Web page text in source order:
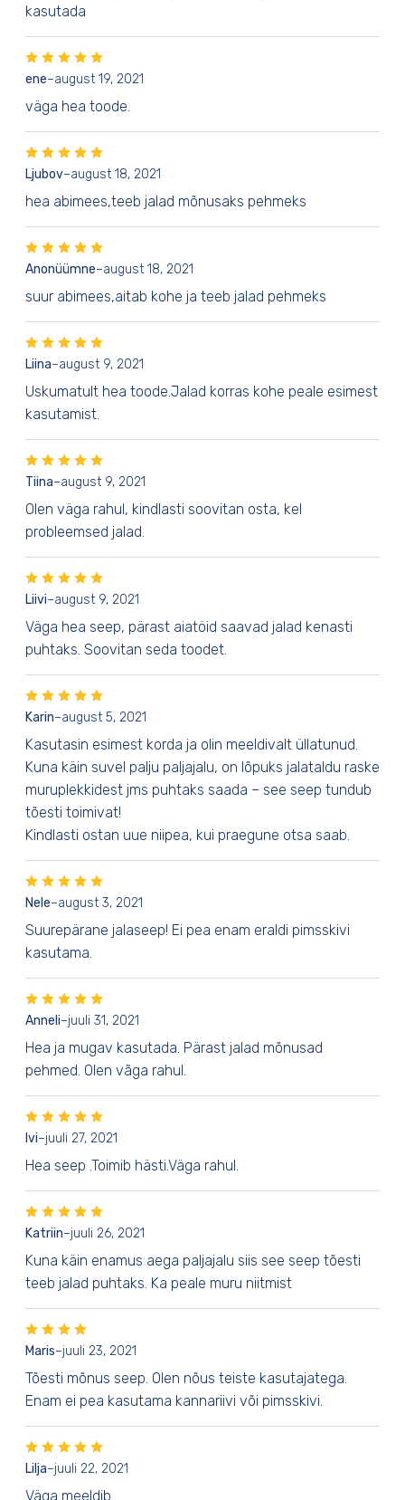
kasutada
ene–august 19, 2021
väga hea toode.
Ljubov–august 18, 2021
hea abimees,teeb jalad mõnusaks pehmeks
Anonüümne–august 18, 2021
suur abimees,aitab kohe ja teeb jalad pehmeks
Liina–august 9, 2021
Uskumatult hea toode.Jalad korras kohe peale esimest
kasutamist.
Tiina–august 9, 2021
Olen väga rahul, kindlasti soovitan osta, kel
probleemsed jalad.
Liivi–august 9, 2021
Väga hea seep, pärast aiatöid saavad jalad kenasti
puhtaks. Soovitan seda toodet.
Karin–august 5, 2021
Kasutasin esimest korda ja olin meeldivalt üllatunud.
Kuna käin suvel palju paljajalu, on lõpuks jalataldu raske
muruplekkidest jms puhtaks saada – see seep tundub
tõesti toimivat!
Kindlasti ostan uue niipea, kui praegune otsa saab.
Nele–august 3, 2021
Suurepärane jalaseep! Ei pea enam eraldi pimsskivi
kasutama.
Anneli–juuli 31, 2021
Hea ja mugav kasutada. Pärast jalad mõnusad
pehmed. Olen vãga rahul.
Ivi–juuli 27, 2021
Hea seep .Toimib hästi.Väga rahul.
Katriin–juuli 26, 2021
Kuna käin enamus aega paljajalu siis see seep tõesti
teeb jalad puhtaks. Ka peale muru niitmist
Maris–juuli 23, 2021
Tõesti mõnus seep. Olen nõus teiste kasutajatega.
Enam ei pea kasutama kannariivi või pimsskivi.
Lilja–juuli 22, 2021
Väga meeldib.